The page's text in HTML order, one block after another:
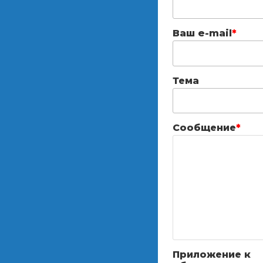
Ваш e-mail*
Тема
Сообщение*
Приложение к